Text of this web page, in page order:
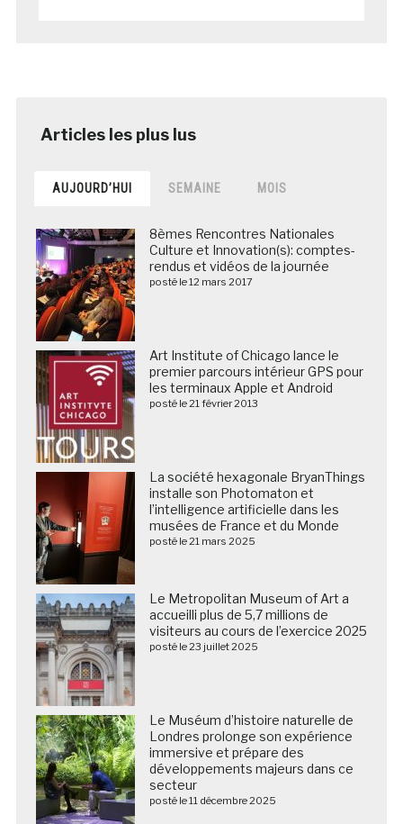
AUJOURD’HUI SEMAINE MOIS
8èmes Rencontres Nationales
Culture et Innovation(s): comptes-
rendus et vidéos de la journée
posté le 12 mars 2017
Art Institute of Chicago lance le
premier parcours intérieur GPS pour
les terminaux Apple et Android
posté le 21 février 2013
La société hexagonale BryanThings
installe son Photomaton et
l’intelligence artificielle dans les
musées de France et du Monde
posté le 21 mars 2025
Le Metropolitan Museum of Art a
accueilli plus de 5,7 millions de
visiteurs au cours de l’exercice 2025
posté le 23 juillet 2025
Le Muséum d’histoire naturelle de
Londres prolonge son expérience
immersive et prépare des
développements majeurs dans ce
secteur
posté le 11 décembre 2025